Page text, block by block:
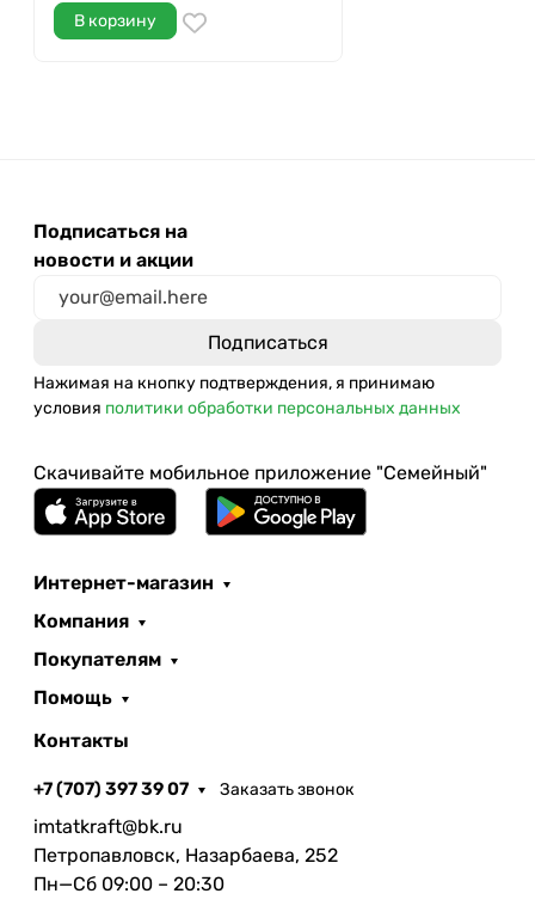
В корзину
Подписаться на
новости и акции
Нажимая на кнопку подтверждения, я принимаю
условия политики обработки персональных данных
Скачивайте мобильное приложение "Семейный"
Интернет-магазин
Компания
Покупателям
Помощь
Контакты
+7 (707) 397 39 07 Заказать звонок
imtatkraft@bk.ru
Петропавловск, Назарбаева, 252
Пн—Сб 09:00 – 20:30